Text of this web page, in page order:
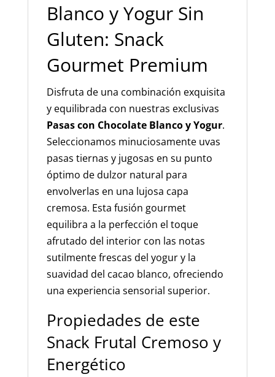
Blanco y Yogur Sin
Gluten: Snack
Gourmet Premium
Disfruta de una combinación exquisita
y equilibrada con nuestras exclusivas
Pasas con Chocolate Blanco y Yogur.
Seleccionamos minuciosamente uvas
pasas tiernas y jugosas en su punto
óptimo de dulzor natural para
envolverlas en una lujosa capa
cremosa. Esta fusión gourmet
equilibra a la perfección el toque
afrutado del interior con las notas
sutilmente frescas del yogur y la
suavidad del cacao blanco, ofreciendo
una experiencia sensorial superior.
Propiedades de este
Snack Frutal Cremoso y
Energético